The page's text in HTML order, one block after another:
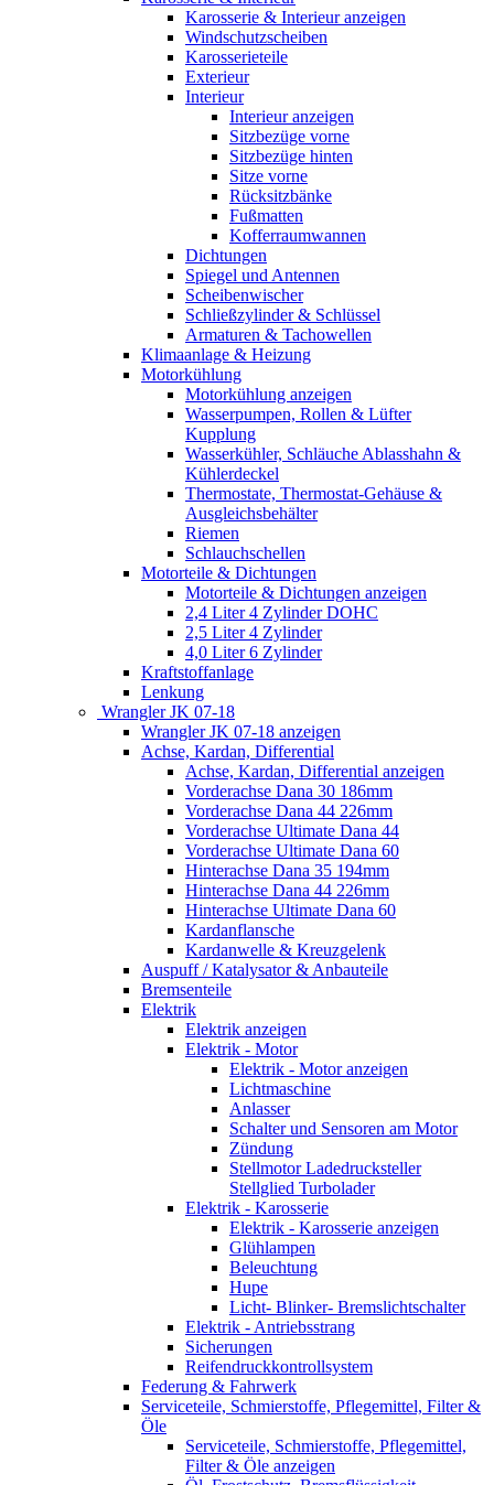
Karosserie & Interieur anzeigen
Windschutzscheiben
Karosserieteile
Exterieur
Interieur
Interieur anzeigen
Sitzbezüge vorne
Sitzbezüge hinten
Sitze vorne
Rücksitzbänke
Fußmatten
Kofferraumwannen
Dichtungen
Spiegel und Antennen
Scheibenwischer
Schließzylinder & Schlüssel
Armaturen & Tachowellen
Klimaanlage & Heizung
Motorkühlung
Motorkühlung anzeigen
Wasserpumpen, Rollen & Lüfter
Kupplung
Wasserkühler, Schläuche Ablasshahn &
Kühlerdeckel
Thermostate, Thermostat-Gehäuse &
Ausgleichsbehälter
Riemen
Schlauchschellen
Motorteile & Dichtungen
Motorteile & Dichtungen anzeigen
2,4 Liter 4 Zylinder DOHC
2,5 Liter 4 Zylinder
4,0 Liter 6 Zylinder
Kraftstoffanlage
Lenkung
Wrangler JK 07-18
Wrangler JK 07-18 anzeigen
Achse, Kardan, Differential
Achse, Kardan, Differential anzeigen
Vorderachse Dana 30 186mm
Vorderachse Dana 44 226mm
Vorderachse Ultimate Dana 44
Vorderachse Ultimate Dana 60
Hinterachse Dana 35 194mm
Hinterachse Dana 44 226mm
Hinterachse Ultimate Dana 60
Kardanflansche
Kardanwelle & Kreuzgelenk
Auspuff / Katalysator & Anbauteile
Bremsenteile
Elektrik
Elektrik anzeigen
Elektrik - Motor
Elektrik - Motor anzeigen
Lichtmaschine
Anlasser
Schalter und Sensoren am Motor
Zündung
Stellmotor Ladedrucksteller
Stellglied Turbolader
Elektrik - Karosserie
Elektrik - Karosserie anzeigen
Glühlampen
Beleuchtung
Hupe
Licht- Blinker- Bremslichtschalter
Elektrik - Antriebsstrang
Sicherungen
Reifendruckkontrollsystem
Federung & Fahrwerk
Serviceteile, Schmierstoffe, Pflegemittel, Filter &
Öle
Serviceteile, Schmierstoffe, Pflegemittel,
Filter & Öle anzeigen